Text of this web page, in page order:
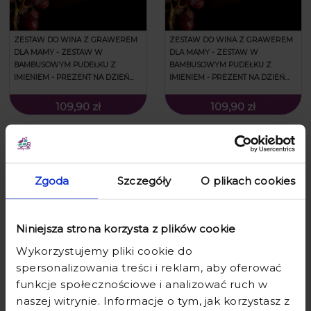
Zgoda Szczegóły O plikach cookies
Niniejsza strona korzysta z plików cookie
Wykorzystujemy pliki cookie do
spersonalizowania treści i reklam, aby oferować
funkcje społecznościowe i analizować ruch w
naszej witrynie. Informacje o tym, jak korzystasz z
ZESTAW DO WINA Z GRAWEREM
DLA MAMY - ZESTAW W
BAMBUSOWYM PUDEŁKU Z
IMIENIEM - PREZENT NA DZIEŃ
109,90 zł
ZESTAW DO WINA Z GRAWEREM
DLA MAMY - ZESTAW W
BAMBUSOWYM PUDEŁKU Z
IMIENIEM - PREZENT NA DZIEŃ
109,90 zł
SKRZYNKA NA WINO ZESTAW Z
AKCESORIAMI DO WINA NA
PREZENT